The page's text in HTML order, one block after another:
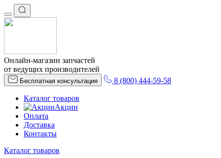
Онлайн-магазин запчастей
от ведущих производителей
Бесплатная консультация 8 (800) 444-59-58
Каталог товаров
Акции
Оплата
Доставка
Контакты
Каталог товаров